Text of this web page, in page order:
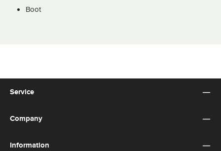
Boot
Service
Company
Information